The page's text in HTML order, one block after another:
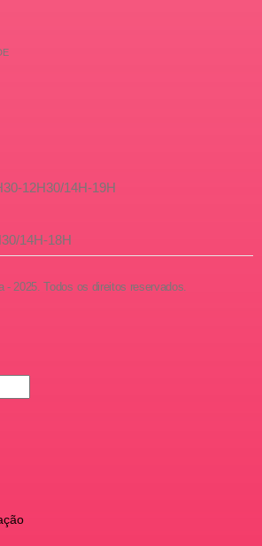
12H30/14H-19H
14H-18H
- 2025. Todos os direitos reservados.